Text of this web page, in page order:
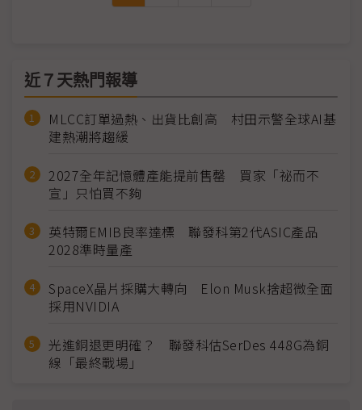
近７天熱門報導
MLCC訂單過熱、出貨比創高 村田示警全球AI基
建熱潮將趨緩
2027全年記憶體產能提前售罄 買家「祕而不
宣」只怕買不夠
英特爾EMIB良率達標 聯發科第2代ASIC產品
2028準時量產
SpaceX晶片採購大轉向 Elon Musk捨超微全面
採用NVIDIA
光進銅退更明確？ 聯發科估SerDes 448G為銅
線「最終戰場」